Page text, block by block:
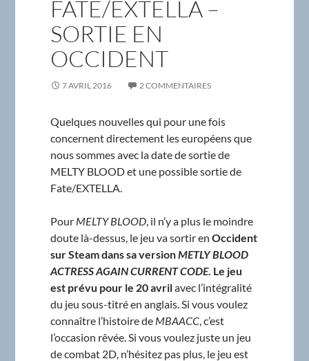
FATE/EXTELLA –
SORTIE EN
OCCIDENT
7 AVRIL 2016 2 COMMENTAIRES
Quelques nouvelles qui pour une fois
concernent directement les européens que
nous sommes avec la date de sortie de
MELTY BLOOD et une possible sortie de
Fate/EXTELLA.
Pour MELTY BLOOD, il n’y a plus le moindre
doute là-dessus, le jeu va sortir en Occident
sur Steam dans sa versionMETLY BLOOD
ACTRESS AGAIN CURRENT CODE. Le jeu
est prévu pour le 20 avrilavec l’intégralité
du jeu sous-titré en anglais. Si vous voulez
connaître l’histoire de MBAACC, c’est
l’occasion rêvée. Si vous voulez juste un jeu
de combat 2D, n’hésitez pas plus, le jeu est